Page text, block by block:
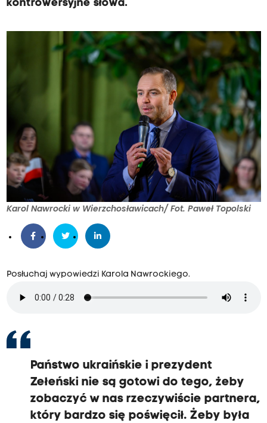
kontrowersyjne słowa.
Karol Nawrocki w Wierzchosławicach/ Fot. Paweł Topolski
Posłuchaj wypowiedzi Karola Nawrockiego.
Państwo ukraińskie i prezydent
Zełeński nie są gotowi do tego, żeby
zobaczyć w nas rzeczywiście partnera,
który bardzo się poświęcił. Żeby była